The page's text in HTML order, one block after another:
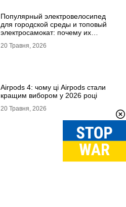
Популярный электровелосипед
для городской среды и топовый
электросамокат: почему их
20 Травня, 2026
Airpods 4: чому ці Airpods стали
кращим вибором у 2026 році
20 Травня, 2026